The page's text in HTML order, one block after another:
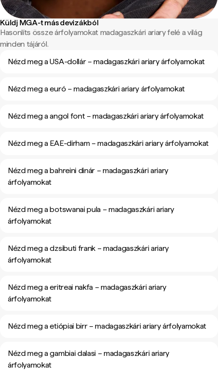
Küldj MGA-t más devizákból
Hasonlíts össze árfolyamokat madagaszkári ariary felé a világ
minden tájáról.
Nézd meg a USA-dollár – madagaszkári ariary árfolyamokat
Nézd meg a euró – madagaszkári ariary árfolyamokat
Nézd meg a angol font – madagaszkári ariary árfolyamokat
Nézd meg a EAE-dirham – madagaszkári ariary árfolyamokat
Nézd meg a bahreini dinár – madagaszkári ariary
árfolyamokat
Nézd meg a botswanai pula – madagaszkári ariary
árfolyamokat
Nézd meg a dzsibuti frank – madagaszkári ariary
árfolyamokat
Nézd meg a eritreai nakfa – madagaszkári ariary
árfolyamokat
Nézd meg a etiópiai birr – madagaszkári ariary árfolyamokat
Nézd meg a gambiai dalasi – madagaszkári ariary
árfolyamokat